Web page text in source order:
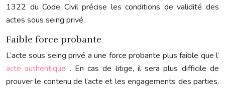
1322 du Code Civil précise les conditions de validité des
actes sous seing privé.
Faible force probante
L’acte sous seing privé a une force probante plus faible que l’
acte authentique . En cas de litige, il sera plus difficile de
prouver le contenu de l’acte et les engagements des parties.